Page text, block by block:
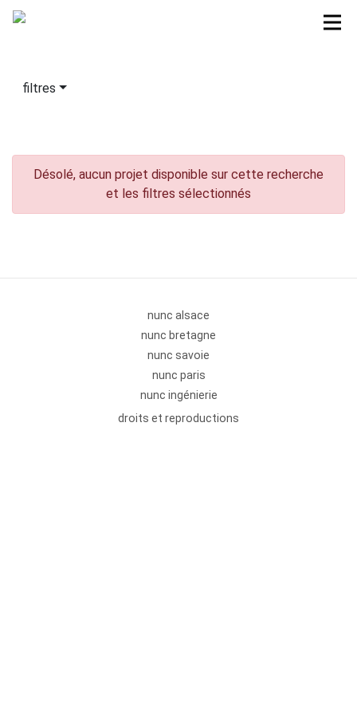
filtres
Désolé, aucun projet disponible sur cette recherche
et les filtres sélectionnés
nunc alsace
nunc bretagne
nunc savoie
nunc paris
nunc ingénierie
droits et reproductions